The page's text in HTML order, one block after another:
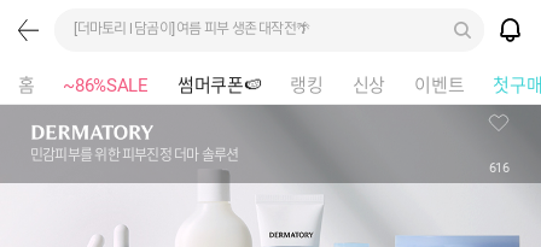
[더마토리 l 담곰이] 여름 피부 생존 대작전🌴
홈 ~86%SALE 썸머쿠폰🍉 랭킹 신상 이벤트 첫구
민감피부를 위한 피부진정 더마 솔루션
616